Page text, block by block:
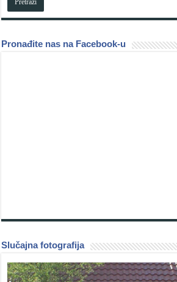
Pronađite nas na Facebook-u
Slučajna fotografija